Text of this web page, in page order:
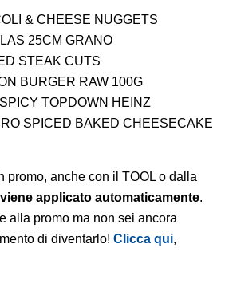
& CHEESE NUGGETS
25CM GRANO
STEAK CUTS
BURGER RAW 100G
TOPDOWN HEINZ
SPICED BAKED CHEESECAKE
promo, anche con il TOOL o dalla
applicato automaticamente.
alla promo ma non sei ancora
di diventarlo! Clicca qui,